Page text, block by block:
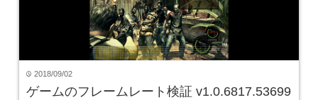
time 2018/09/02
ゲームのフレームレート検証 v1.0.6817.53699